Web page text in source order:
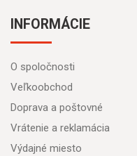
INFORMÁCIE
O spoločnosti
Veľkoobchod
Doprava a poštovné
Vrátenie a reklamácia
Výdajné miesto